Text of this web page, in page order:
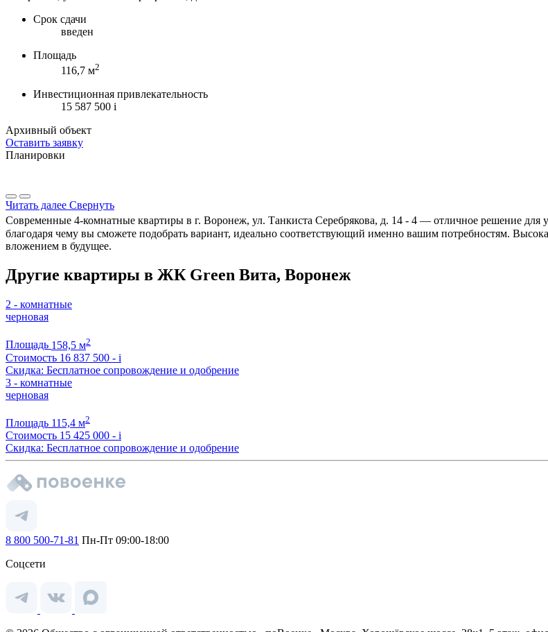
Срок сдачи
введен
Площадь
116,7 м2
Инвестиционная привлекательность
15 587 500 i
Архивный объект
Оставить заявку
Планировки
Читать далее Свернуть
Современные 4-комнатные квартиры в г. Воронеж, ул. Танкиста Серебрякова, д. 14 - 4 — отличное решение для
благодаря чему вы сможете подобрать вариант, идеально соответствующий именно вашим потребностям.
вложением в будущее.
Другие квартиры в ЖК Green Вита, Воронеж
2 - комнатные
черновая
Площадь 158,5 м2
Стоимость 16 837 500 - i
Скидка: Бесплатное сопровождение и одобрение
3 - комнатные
черновая
Площадь 115,4 м2
Стоимость 15 425 000 - i
Скидка: Бесплатное сопровождение и одобрение
8 800 500-71-81 Пн-Пт 09:00-18:00
Соцсети